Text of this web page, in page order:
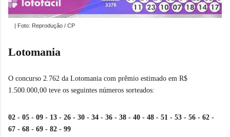
| Foto: Reprodução / CP
Lotomania
O concurso 2.762 da Lotomania com prêmio estimado em R$
1.500.000,00 teve os seguintes números sorteados:
02 - 05 - 09 - 13 - 26 - 30 - 34 - 36 - 38 - 40 - 48 - 51 - 53 - 56 - 62 -
67 - 68 - 69 - 82 - 99